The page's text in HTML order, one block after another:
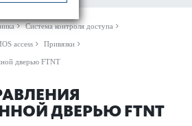
Система контроля доступа
access Привязки
дверью FTNT
ДВЕРЬЮ FTNT